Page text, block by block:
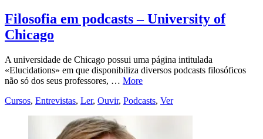
Filosofia em podcasts – University of
Chicago
A universidade de Chicago possui uma página intitulada
«Elucidations» em que disponibiliza diversos podcasts filosóficos
não só dos seus professores, … More
Cursos, Entrevistas, Ler, Ouvir, Podcasts, Ver